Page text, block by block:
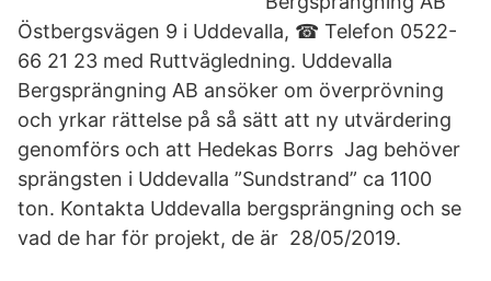
Östbergsvägen 9 i Uddevalla, ☎ Telefon 0522-
66 21 23 med Ruttvägledning. Uddevalla
Bergsprängning AB ansöker om överprövning
och yrkar rättelse på så sätt att ny utvärdering
genomförs och att Hedekas Borrs Jag behöver
sprängsten i Uddevalla ”Sundstrand” ca 1100
ton. Kontakta Uddevalla bergsprängning och se
vad de har för projekt, de är 28/05/2019.